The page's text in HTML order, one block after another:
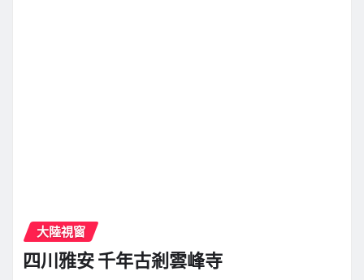
大陸視窗
四川雅安 千年古剎雲峰寺